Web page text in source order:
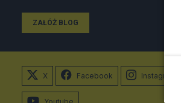
ZAŁÓŻ BLOG
X Facebook Instagram
Youtube